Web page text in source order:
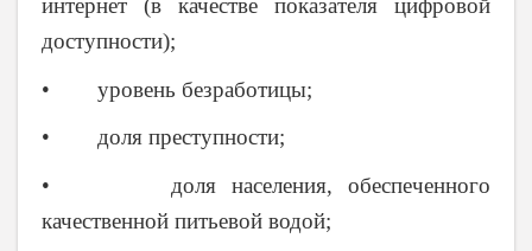
интернет (в качестве показателя цифровой
доступности);
• уровень безработицы;
• доля преступности;
• доля населения, обеспеченного
качественной питьевой водой;